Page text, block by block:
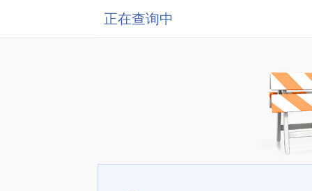
正在查询中